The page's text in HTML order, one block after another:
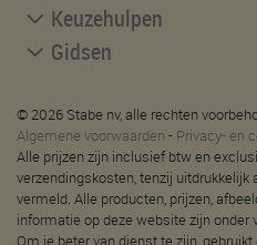
Keuzehulpen
Gidsen
© 2026 Stabe nv, alle rechten
Algemene voorwaarden - Privacy- en
Alle prijzen zijn inclusief btw en
verzendingskosten, tenzij uitdrukkelijk
vermeld. Alle producten, prijzen,
informatie op deze website zijn onder